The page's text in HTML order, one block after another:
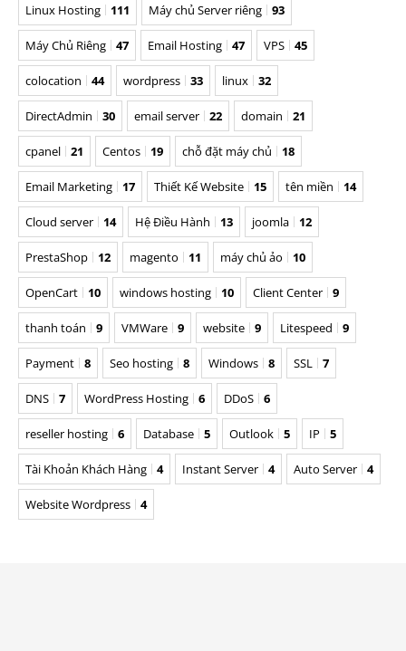
Linux Hosting 111 Máy chủ Server riêng 93
Máy Chủ Riêng 47 Email Hosting 47 VPS 45
colocation 44 wordpress 33 linux 32
DirectAdmin 30 email server 22 domain 21
cpanel 21 Centos 19 chỗ đặt máy chủ 18
Email Marketing 17 Thiết Kế Website 15 tên miền 14
Cloud server 14 Hệ Điều Hành 13 joomla 12
PrestaShop 12 magento 11 máy chủ ảo 10
OpenCart 10 windows hosting 10 Client Center 9
thanh toán 9 VMWare 9 website 9 Litespeed 9
Payment 8 Seo hosting 8 Windows 8 SSL 7
DNS 7 WordPress Hosting 6 DDoS 6
reseller hosting 6 Database 5 Outlook 5 IP 5
Tài Khoản Khách Hàng 4 Instant Server 4 Auto Server 4
Website Wordpress 4